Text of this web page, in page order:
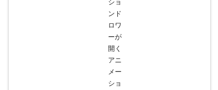
ショ
ンド
ロワ
ーが
開く
アニ
メー
ショ